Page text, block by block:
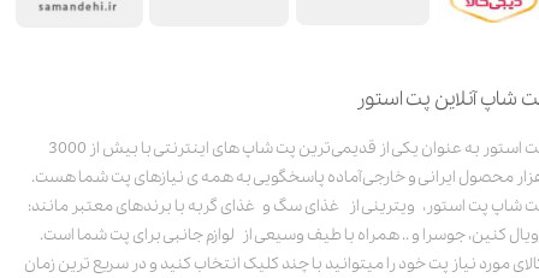
شاپ آنلاین پت استور
پت استور به عنوان یکی از قدیمی‌ترین پت شاپ های اینترنتی با بیش از 3000
محصول ایرانی و خارجی آماده پاسخگویی به همه ی نیازهای پت شما هست.
شاپ پت استور، ویترینی از غذای سگ و غذای گربه با برندهای معتبر مانند:
کنین، جوسرا و .. همراه با طیف وسیعی از لوازم جانبی برای پت شما است.
مورد نیاز پت خود را میتوانید با چند کلیک انتخاب کنید و در سریع ترین زمان